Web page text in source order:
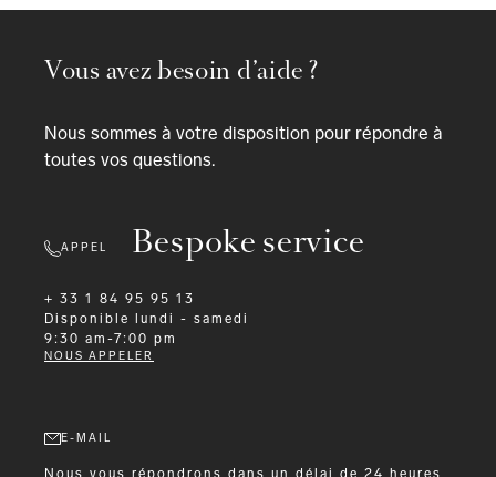
Bespoke service
Vous avez besoin d’aide ?
Nous sommes à votre disposition pour répondre à
toutes vos questions.
APPEL
+ 33 1 84 95 95 13
Disponible
lundi - samedi
9:30 am-7:00 pm
NOUS APPELER
E-MAIL
Nous vous répondrons dans un délai de 24 heures